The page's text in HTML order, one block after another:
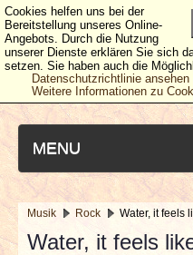
MENU
NEUESTE ARTIKEL
Musik Rock Water, it feels
Water, it feels
Cookies helfen uns bei der
Bereitstellung unseres Online-
Angebots. Durch die Nutzung
unserer Dienste erklären Sie sich
setzen. Sie haben auch die
Datenschutzrichtlinie ansehen
Weitere Informationen zu